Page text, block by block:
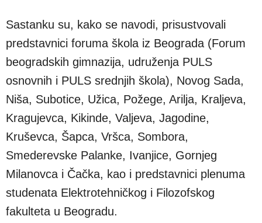
Sastanku su, kako se navodi, prisustvovali
predstavnici foruma škola iz Beograda (Forum
beogradskih gimnazija, udruženja PULS
osnovnih i PULS srednjih škola), Novog Sada,
Niša, Subotice, Užica, Požege, Arilja, Kraljeva,
Kragujevca, Kikinde, Valjeva, Jagodine,
Kruševca, Šapca, Vršca, Sombora,
Smederevske Palanke, Ivanjice, Gornjeg
Milanovca i Čačka, kao i predstavnici plenuma
studenata Elektrotehničkog i Filozofskog
fakulteta u Beogradu.